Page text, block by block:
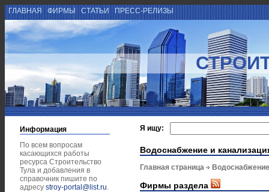
ГЛАВНАЯ ФИРМЫ СТАТЬИ ПРЕСС-РЕЛИЗЫ
Информация
По всем вопросам
касающихся работы
ресурса Строительство
Тула и добавления в
справочник пишите по
адресу stroy-portal@list.ru.
Я ищу:
Водоснабжение и
Главная страница
Фирмы раздела